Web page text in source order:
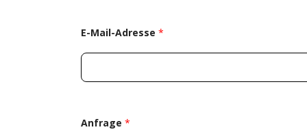
E-Mail-Adresse *
Anfrage *